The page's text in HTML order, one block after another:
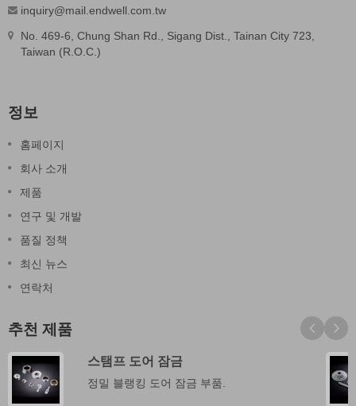
inquiry@mail.endwell.com.tw
No. 469-6, Chung Shan Rd., Sigang Dist., Tainan City 723,
Taiwan (R.O.C.)
정보
홈페이지
회사 소개
제품
연구 및 개발
품질 정책
최신 뉴스
연락처
추천 제품
스탬프 도어 잠금
정밀 블랭킹 도어 잠금 부품.